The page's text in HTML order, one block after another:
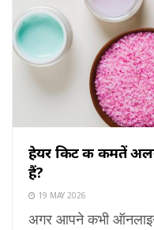
हेयर किट की कीमतें
हैं?​
19 MAY 2026
अगर आपने कभी